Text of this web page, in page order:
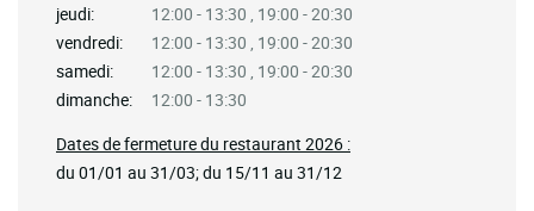
jeudi:
12:00 - 13:30 , 19:00 - 20:30
vendredi:
12:00 - 13:30 , 19:00 - 20:30
samedi:
12:00 - 13:30 , 19:00 - 20:30
dimanche:
12:00 - 13:30
Dates de fermeture du restaurant 2026 :
du 01/01 au 31/03; du 15/11 au 31/12